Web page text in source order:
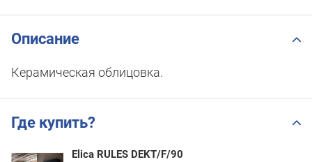
Описание
Керамическая облицовка.
Где купить?
Elica RULES DEKT/F/90